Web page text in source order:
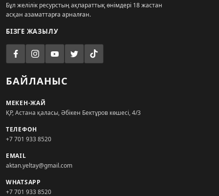
Бұл желілік ресурстың ақпараттық өнімдері 18 жастан
асқан азаматтарға арналған.
БІЗГЕ ЖАЗЫЛУ
БАЙЛАНЫС
МЕКЕН-ЖАЙ
ҚР, Астана қаласы, Әбікен Бектұров көшесі, 4/3
ТЕЛЕФОН
+7 701 933 8520
EMAIL
aktan.yeltay@gmail.com
WHATSAPP
+7 701 933 8520